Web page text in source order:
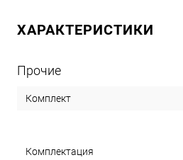
ХАРАКТЕРИСТИКИ
Прочие
Комплект
Комплектация